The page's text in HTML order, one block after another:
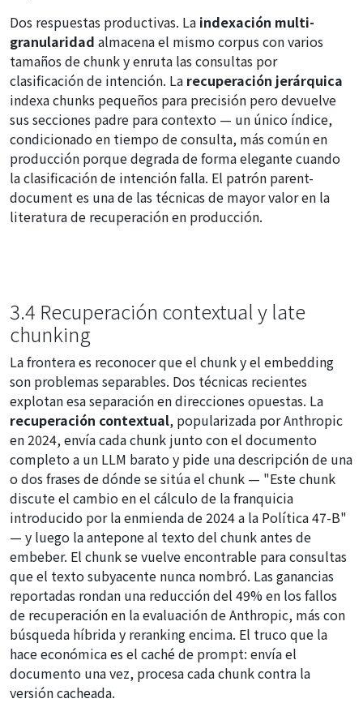
Dos respuestas productivas. La indexación multi-
granularidad almacena el mismo corpus con varios
tamaños de chunk y enruta las consultas por
clasificación de intención. La recuperación jerárquica
indexa chunks pequeños para precisión pero devuelve
sus secciones padre para contexto — un único índice,
condicionado en tiempo de consulta, más común en
producción porque degrada de forma elegante cuando
la clasificación de intención falla. El patrón parent-
document es una de las técnicas de mayor valor en la
literatura de recuperación en producción.
3.4 Recuperación contextual y late
chunking
La frontera es reconocer que el chunk y el embedding
son problemas separables. Dos técnicas recientes
explotan esa separación en direcciones opuestas. La
recuperación contextual, popularizada por Anthropic
en 2024, envía cada chunk junto con el documento
completo a un LLM barato y pide una descripción de una
o dos frases de dónde se sitúa el chunk — "Este chunk
discute el cambio en el cálculo de la franquicia
introducido por la enmienda de 2024 a la Política 47-B"
— y luego la antepone al texto del chunk antes de
embeber. El chunk se vuelve encontrable para consultas
que el texto subyacente nunca nombró. Las ganancias
reportadas rondan una reducción del 49% en los fallos
de recuperación en la evaluación de Anthropic, más con
búsqueda híbrida y reranking encima. El truco que la
hace económica es el caché de prompt: envía el
documento una vez, procesa cada chunk contra la
versión cacheada.